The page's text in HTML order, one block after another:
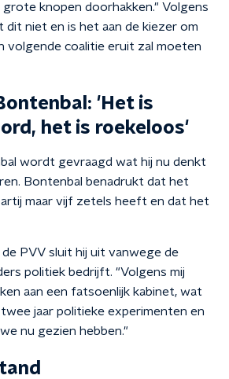
grote knopen doorhakken." Volgens
dit niet en is het aan de kiezer om
volgende coalitie eruit zal moeten
'Het is
het is roekeloos'
wordt gevraagd wat hij nu denkt
Bontenbal benadrukt dat het
maar vijf zetels heeft en dat het
PVV sluit hij uit vanwege de
politiek bedrijft. "Volgens mij
aan een fatsoenlijk kabinet, wat
jaar politieke experimenten en
nu gezien hebben."